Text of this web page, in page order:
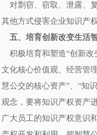
对剽窃、窃取、泄露、
其他方式侵害企业知识产
五、培育创新改变生活
积极培育和塑造“创新改
文化核心价值观、经营管
慧公交的核心资产”、“知
观念，要将知识产权资产
广大员工的知识产权意识